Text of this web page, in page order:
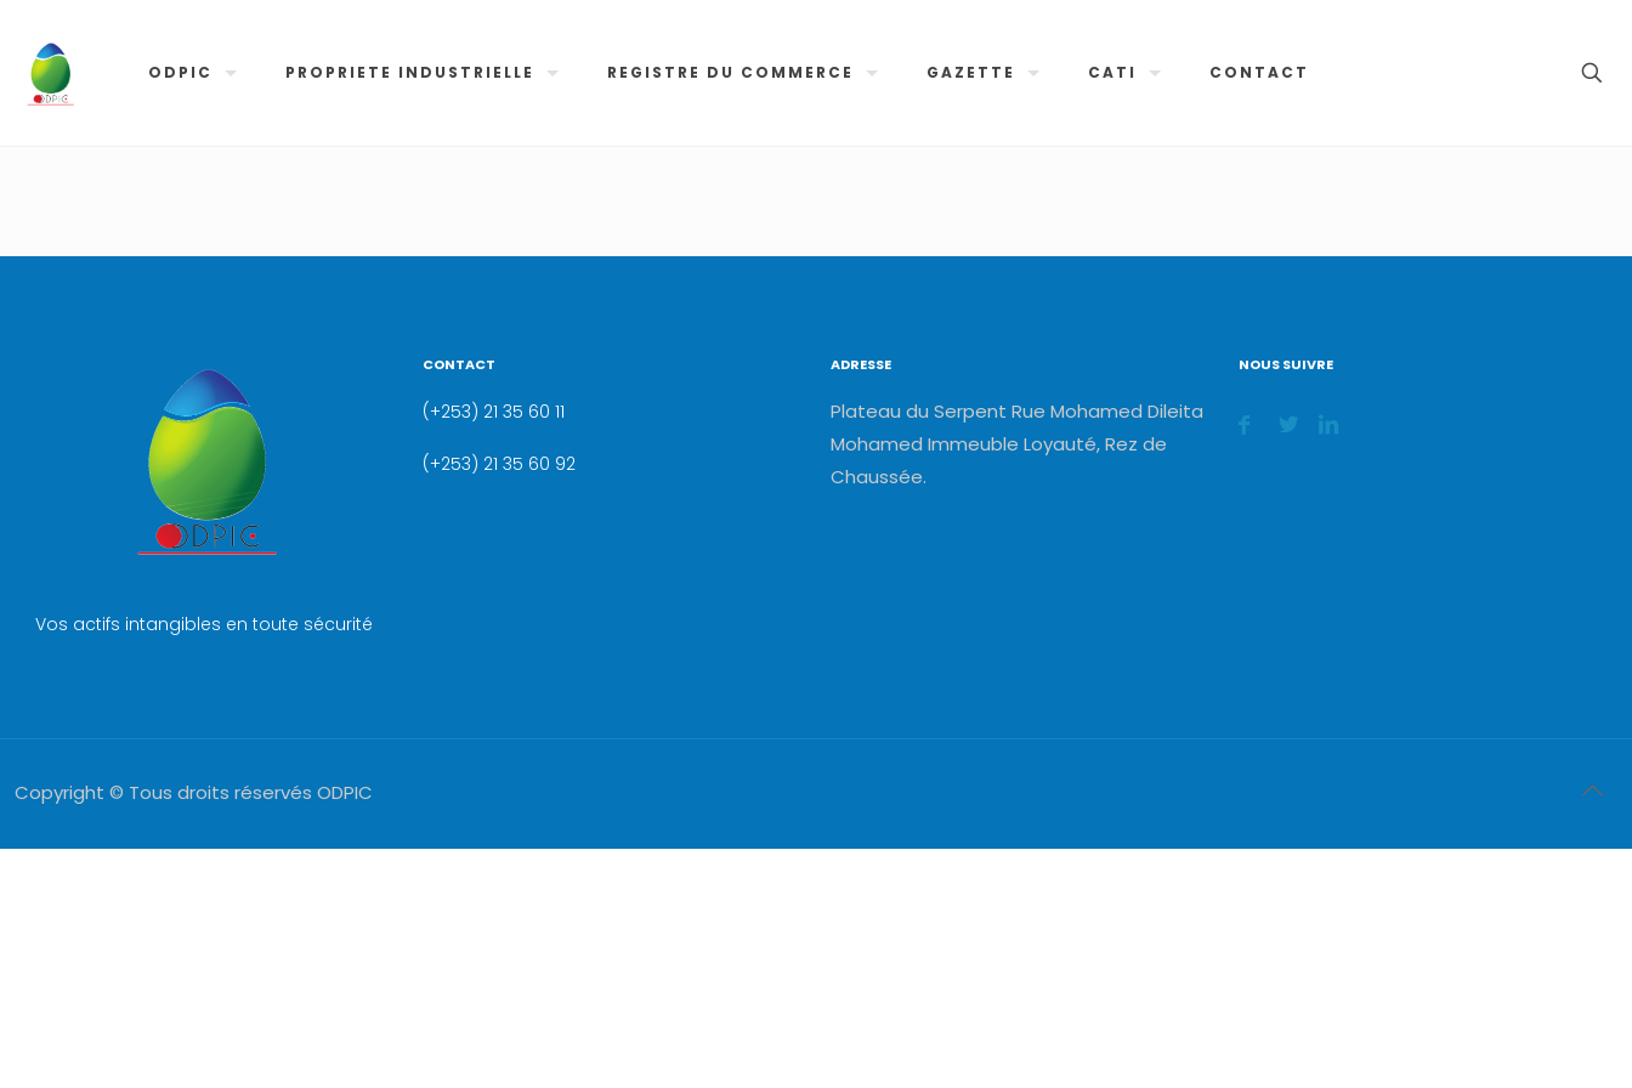
ODPIC PROPRIETE INDUSTRIELLE REGISTRE DU COMMERCE GAZETTE CATI CONTACT
Vos actifs intangibles en toute sécurité
CONTACT
(+253) 21 35 60 11
(+253) 21 35 60 92
ADRESSE
Plateau du Serpent Rue Mohamed Dileita
Mohamed Immeuble Loyauté, Rez de
Chaussée.
NOUS SUIVRE
Copyright © Tous droits réservés ODPIC